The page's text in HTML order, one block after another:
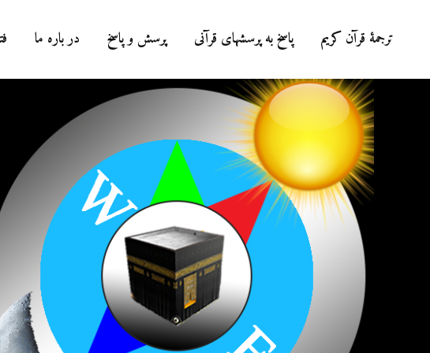
ترجمۀ قرآن کریم پاسخ به پرسشهای قرآنی پرسش و پاسخ در باره ما
درباره سنگ زدن به
شیطان و دویدن
میان صفا و مروه
20 جولای 2026